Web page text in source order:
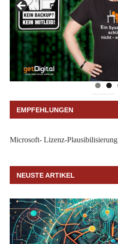
EMPFEHLUNGEN
Microsoft- Lizenz-Plausibilisierung
NEUSTE ARTIKEL